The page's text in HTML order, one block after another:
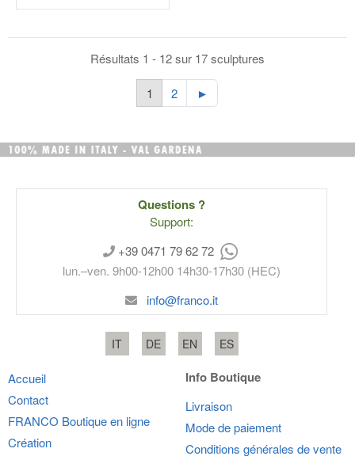
Résultats 1 - 12 sur 17 sculptures
1 2 ►
Questions ?
Support:
+39 0471 79 62 72
lun.–ven. 9h00-12h00 14h30-17h30 (HEC)
info@franco.it
IT DE EN ES
Accueil
Contact
FRANCO Boutique en ligne
Création
Info Boutique
Livraison
Mode de paiement
Conditions générales de vente